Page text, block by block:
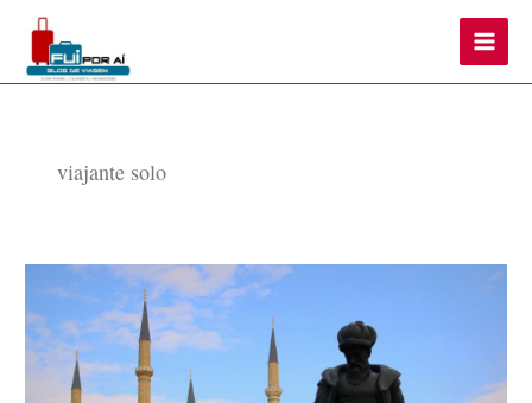
Main
viajante solo